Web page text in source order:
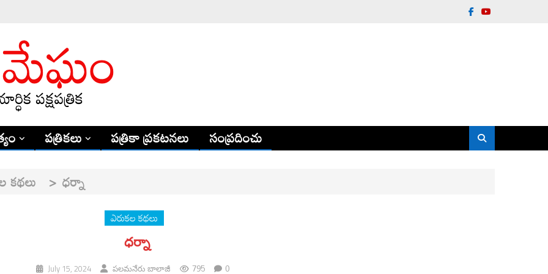
పత్రికలు పత్రికా ప్రకటనలు సంప్రదించు
కథలు > ధర్నా
ఎరుకల కథలు
ధర్నా
July 15, 2024 పలమనేరు బాలాజీ 795 0